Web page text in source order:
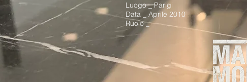
Luogo _ Parigi
Data _ Aprile 2010
Ruolo _